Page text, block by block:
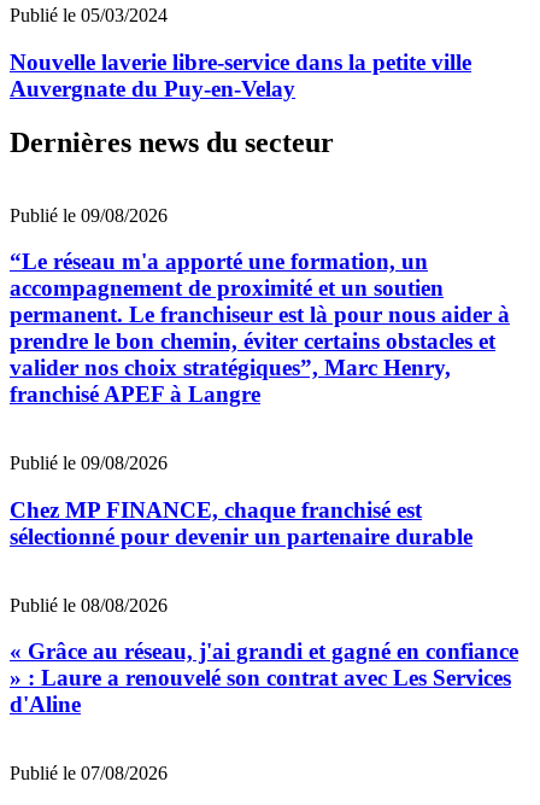
Publié le 05/03/2024
Nouvelle laverie libre-service dans la petite ville
Auvergnate du Puy-en-Velay
Dernières news du secteur
Publié le 09/08/2026
“Le réseau m'a apporté une formation, un
accompagnement de proximité et un soutien
permanent. Le franchiseur est là pour nous aider à
prendre le bon chemin, éviter certains obstacles et
valider nos choix stratégiques”, Marc Henry,
franchisé APEF à Langre
Publié le 09/08/2026
Chez MP FINANCE, chaque franchisé est
sélectionné pour devenir un partenaire durable
Publié le 08/08/2026
« Grâce au réseau, j'ai grandi et gagné en confiance
» : Laure a renouvelé son contrat avec Les Services
d'Aline
Publié le 07/08/2026